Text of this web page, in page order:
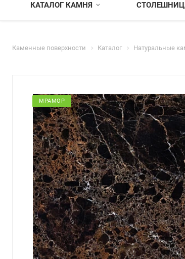
КАТАЛОГ КАМНЯ
Каменные поверхности Каталог Натуральные
МРАМОР